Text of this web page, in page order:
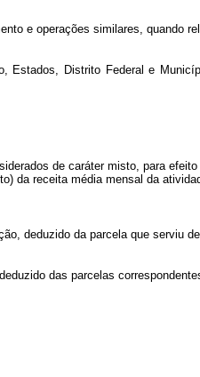
e operações similares, quando
Distrito Federal e
de caráter misto, para
da receita média mensal da
deduzido da parcela que serviu
das parcelas